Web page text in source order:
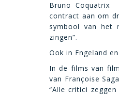
Bruno Coquatrix
contract aan om
symbool van het
zingen”.
Ook in Engeland
In de films van
van Françoise
“Alle critici